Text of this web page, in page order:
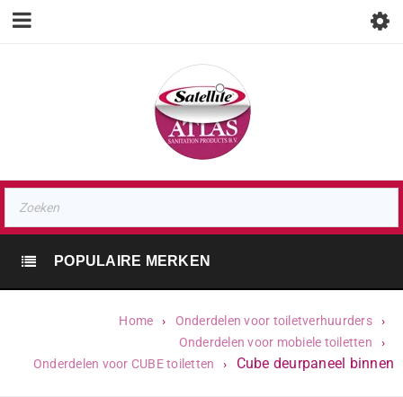
POPULAIRE MERKEN
Home › Onderdelen voor toiletverhuurders
›
Onderdelen voor mobiele toiletten
›
Onderdelen voor CUBE toiletten
› Cube deurpaneel binnen